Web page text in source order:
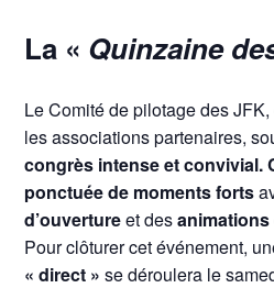
La « Quinzaine
Le Comité de pilotage des
les associations partenaires,
congrès intense et convivial.
ponctuée de moments forts
d’ouvertureet des
Pour clôturer cet événement,
« direct » se déroulera le